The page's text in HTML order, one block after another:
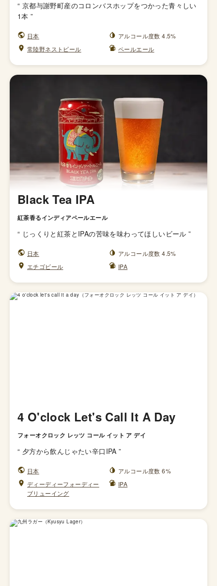
“ 京都与謝野町産のコロンバスホップをつかった青々しい
1本 ”
日本
アルコール度数 4.5%
常陸野ネストビール
ペールエール
Black Tea IPA
紅茶香るインディアペールエール
“ じっくりと紅茶とIPAの苦味を味わってほしいビール ”
日本
アルコール度数 4.5%
エチゴビール
IPA
4 O'clock Let's Call It A Day
フォーオクロック レッツ コール イット ア デイ
“ 夕方から飲んじゃたい辛口IPA ”
日本
アルコール度数 6%
ディーディーフォーディー
ブリューイング
IPA